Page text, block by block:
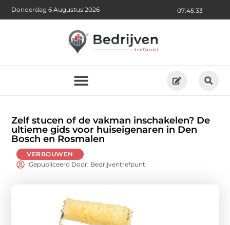
07:45:35
Donderdag 6 Augustus 2026
Zelf stucen of de vakman inschakelen? De
ultieme gids voor huiseigenaren in Den
Bosch en Rosmalen
VERBOUWEN
Gepubliceerd Door: Bedrijventrefpunt